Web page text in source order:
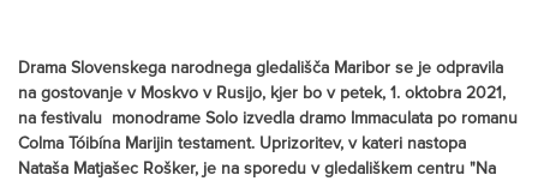
Drama Slovenskega narodnega gledališča Maribor se je odpravila
na gostovanje v Moskvo v Rusijo, kjer bo v petek, 1. oktobra 2021,
na festivalu monodrame Solo izvedla dramo Immaculata po romanu
Colma Tóibína Marijin testament. Uprizoritev, v kateri nastopa
Nataša Matjašec Rošker, je na sporedu v gledališkem centru "Na